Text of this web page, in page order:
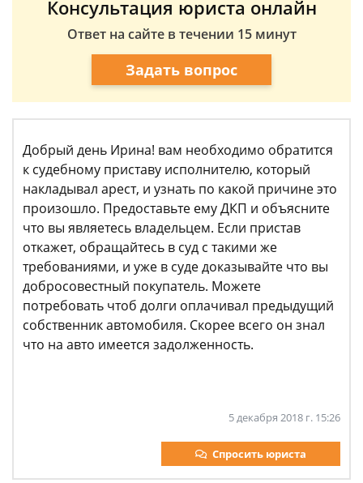
Консультация юриста онлайн
Ответ на сайте в течении 15 минут
Задать вопрос
Добрый день Ирина! вам необходимо обратится
к судебному приставу исполнителю, который
накладывал арест, и узнать по какой причине это
произошло. Предоставьте ему ДКП и объясните
что вы являетесь владельцем. Если пристав
откажет, обращайтесь в суд с такими же
требованиями, и уже в суде доказывайте что вы
добросовестный покупатель. Можете
потребовать чтоб долги оплачивал предыдущий
собственник автомобиля. Скорее всего он знал
что на авто имеется задолженность.
5 декабря 2018 г. 15:26
Спросить юриста